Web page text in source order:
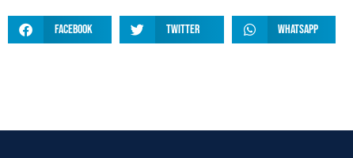
Facebook Twitter WhatsApp